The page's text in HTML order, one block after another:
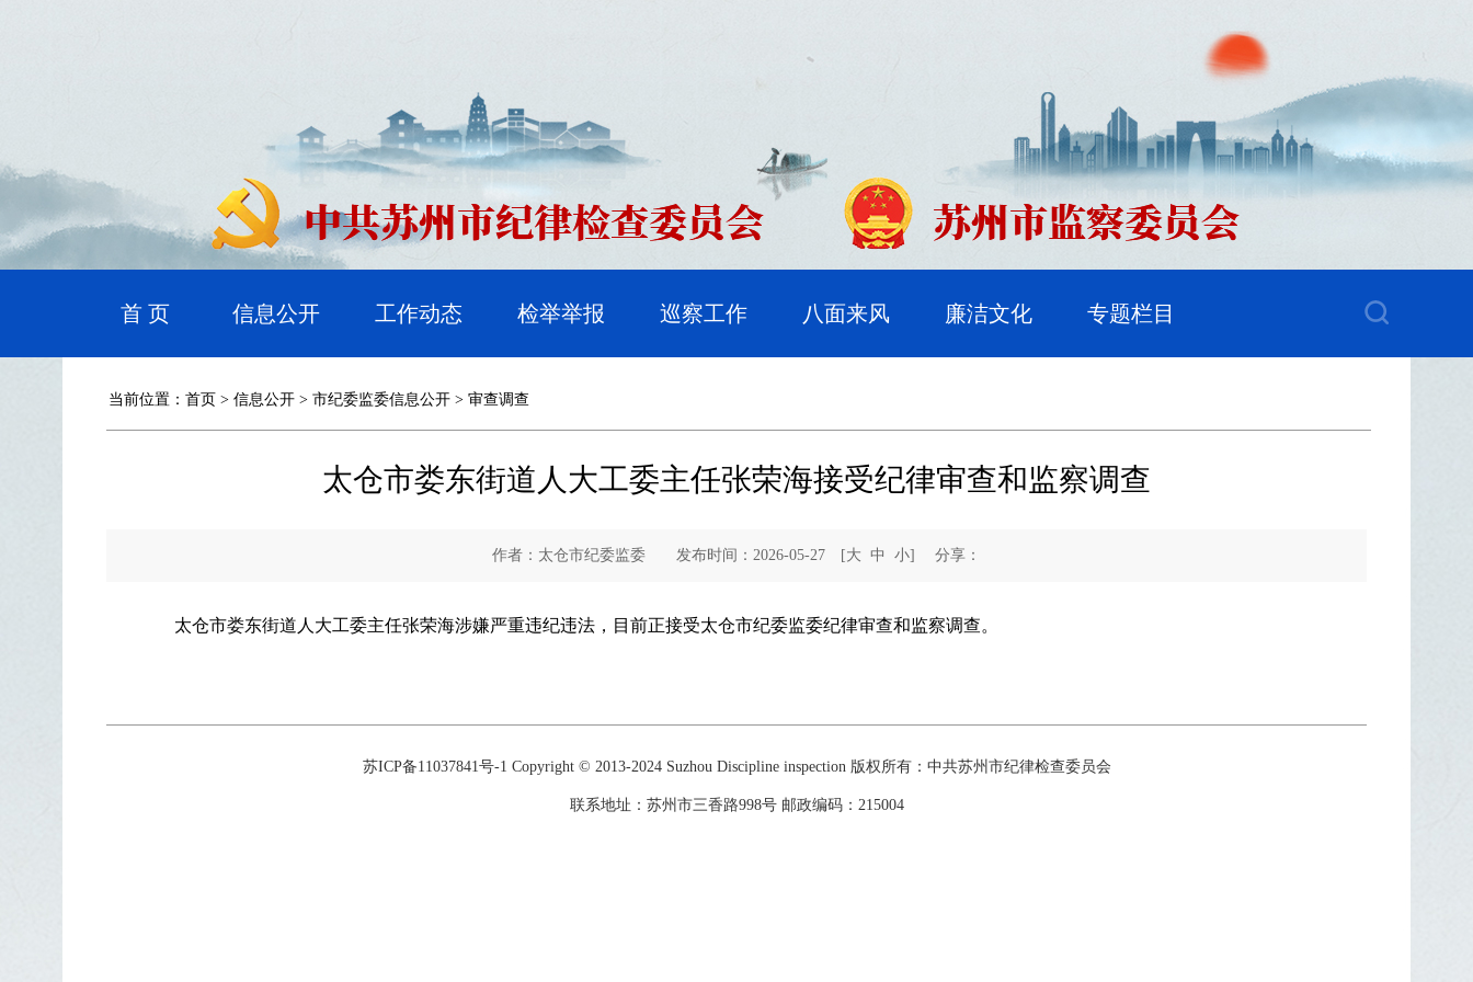
首 页 信息公开 工作动态 检举举报 巡察工作 八面来风 廉洁文化 专题栏目
当前位置： 首页 > 信息公开 > 市纪委监委信息公开 > 审查调查
太仓市娄东街道人大工委主任张荣海接受纪律审查和监察调查
作者：太仓市纪委监委 发布时间：2026-05-27 [大 中 小] 分享：
太仓市娄东街道人大工委主任张荣海涉嫌严重违纪违法，目前正接受太仓市纪委监委纪律审查和监察调查。
苏ICP备11037841号-1 Copyright © 2013-2024 Suzhou Discipline inspection 版权所有：中共苏州市纪律检查委员会
联系地址：苏州市三香路998号 邮政编码：215004